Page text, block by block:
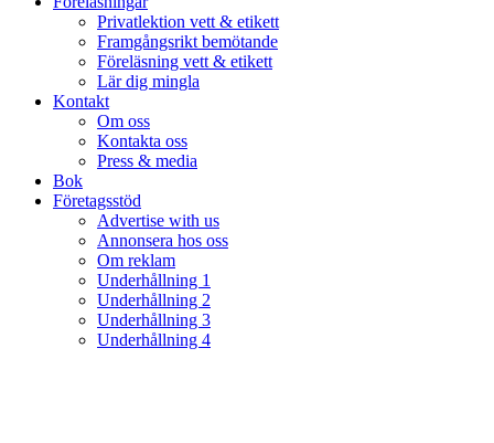
Privatlektion vett & etikett
Framgångsrikt bemötande
Föreläsning vett & etikett
Lär dig mingla
Kontakt
Om oss
Kontakta oss
Press & media
Bok
Företagsstöd
Advertise with us
Annonsera hos oss
Om reklam
Underhållning 1
Underhållning 2
Underhållning 3
Underhållning 4